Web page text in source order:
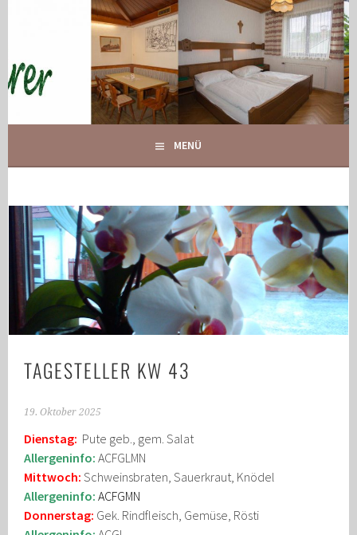
GASTHOF MAURER
IHR GASTHOF IN GLOGGNITZ
MENÜ
TAGESTELLER KW 43
19. Oktober 2025
Dienstag: Pute geb., gem. Salat
Allergeninfo:ACFGLMN
Mittwoch:Schweinsbraten, Sauerkraut, Knödel
Allergeninfo:ACFGMN
Donnerstag: Gek. Rindfleisch, Gemüse, Rösti